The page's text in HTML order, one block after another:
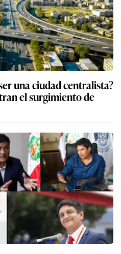
una ciudad centralista?
el surgimiento de